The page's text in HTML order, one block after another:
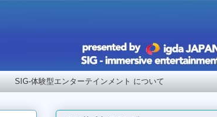
SIG-体験型エンターテインメント について